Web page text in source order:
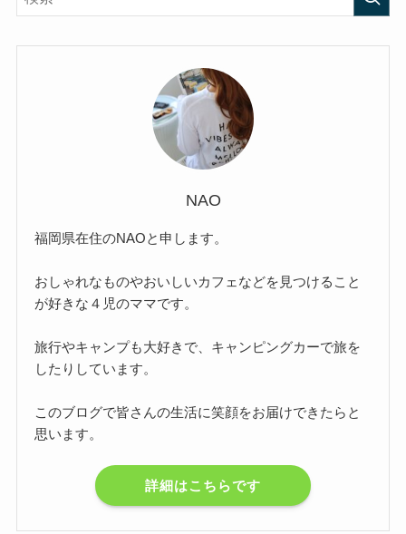
NAO
福岡県在住のNAOと申します。
おしゃれなものやおいしいカフェなどを見つけること
が好きな４児のママです。
旅行やキャンプも大好きで、キャンピングカーで旅を
したりしています。
このブログで皆さんの生活に笑顔をお届けできたらと
思います。
詳細はこちらです